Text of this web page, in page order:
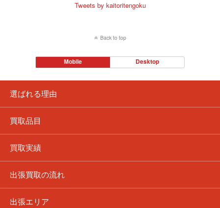
選ばれる理由
買取品目
買取実績
出張買取の流れ
出張エリア
Tweets by kaitoritengoku
Back to top
Mobile Desktop